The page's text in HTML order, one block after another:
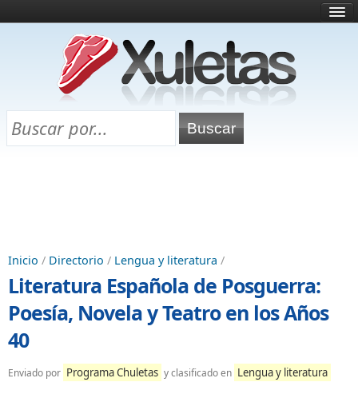
¿Qué es esto?
Directorio
Chuletas para exámenes
Inicio / Directorio / Lengua y literatura /
Literatura Española de Posguerra:
Poesía, Novela y Teatro en los Años
40
Enviado por Programa Chuletas y clasificado en Lengua y literatura